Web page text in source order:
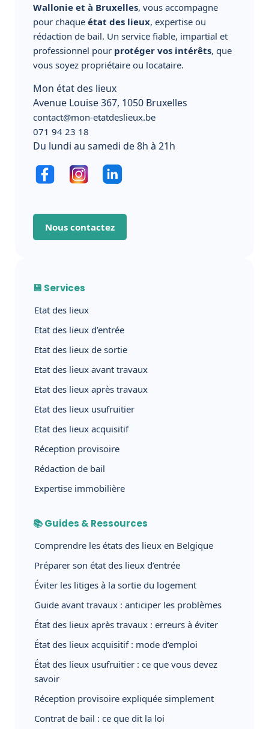
Wallonie et à Bruxelles, vous accompagne
pour chaque état des lieux, expertise ou
rédaction de bail. Un service fiable, impartial et
professionnel pour protéger vos intérêts, que
vous soyez propriétaire ou locataire.
Mon état des lieux
Avenue Louise 367, 1050 Bruxelles
contact@mon-etatdeslieux.be
071 94 23 18
Du lundi au samedi de 8h à 21h
Nous contactez
💾 Services
Etat des lieux
Etat des lieux d’entrée
Etat des lieux de sortie
Etat des lieux avant travaux
Etat des lieux après travaux
Etat des lieux usufruitier
Etat des lieux acquisitif
Réception provisoire
Rédaction de bail
Expertise immobilière
📚 Guides & Ressources
Comprendre les états des lieux en Belgique
Préparer son état des lieux d’entrée
Éviter les litiges à la sortie du logement
Guide avant travaux : anticiper les problèmes
État des lieux après travaux : erreurs à éviter
État des lieux acquisitif : mode d’emploi
État des lieux usufruitier : ce que vous devez
savoir
Réception provisoire expliquée simplement
Contrat de bail : ce que dit la loi